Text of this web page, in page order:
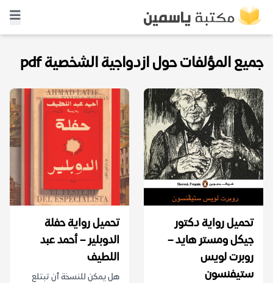
جميع المؤلفات حول ازدواجية الشخصية pdf
تحميل رواية دكتور
جيكل ومستر هايد –
روبرت لويس
ستيفنسون
تحميل رواية حفلة
الدوبلير – أحمد عبد
اللطيف
هل يمكن للنسخة أن تبتلع